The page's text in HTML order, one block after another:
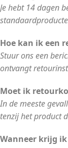
Je hebt 14 dagen
Hoe kan ik een
Stuur ons een
ontvangt
Moet ik
In de meeste
tenzij het product
Wanneer krijg